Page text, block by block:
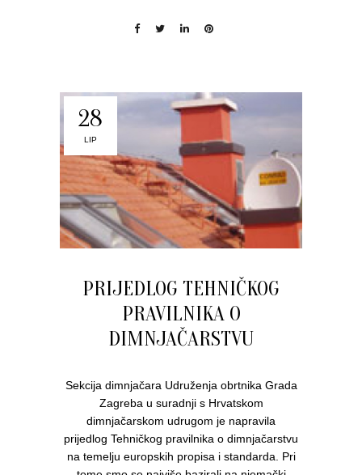
28
LIP
PRIJEDLOG TEHNIČKOG
PRAVILNIKA O
DIMNJAČARSTVU
Sekcija dimnjačara Udruženja obrtnika Grada
Zagreba u suradnji s Hrvatskom
dimnjačarskom udrugom je napravila
prijedlog Tehničkog pravilnika o dimnjačarstvu
na temelju europskih propisa i standarda. Pri